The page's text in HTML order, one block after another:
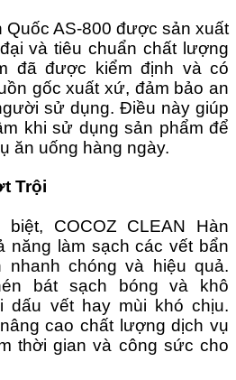
Quốc AS-800 được sản xuất
và tiêu chuẩn chất lượng
đã được kiểm định và có
gốc xuất xứ, đảm bảo an
sử dụng. Điều này giúp
khi sử dụng sản phẩm để
ăn uống hàng ngày.
Trội
COCOZ CLEAN Hàn
năng làm sạch các vết bẩn
nhanh chóng và hiệu quả.
bát sạch bóng và khô
dấu vết hay mùi khó chịu.
cao chất lượng dịch vụ
thời gian và công sức cho